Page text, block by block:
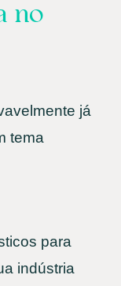
no
já
tema
para
indústria